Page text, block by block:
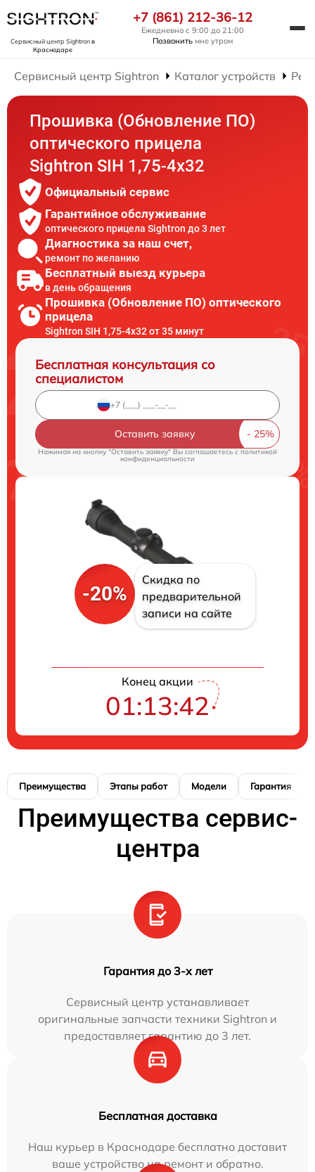
Сервисный центр Sightronв
Краснодаре
+7 (861) 212-36-12
Ежедневно с 9:00 до 21:00
Позвонить мне утром
Сервисный центр Sightron Каталог устройств
Прошивка (Обновление ПО)
оптического прицела
Sightron SIH 1,75-4x32
Официальный сервис
Гарантийное обслуживание
оптического прицела Sightron до 3 лет
Диагностика за наш счет,
ремонт по желанию
Бесплатный выезд курьера
в день обращения
Прошивка (Обновление ПО) оптического
прицела
Sightron SIH 1,75-4x32 от 35 минут
Бесплатная консультация со
специалистом
Оставить заявку
Нажимая на кнопку "Оставить заявку" Вы соглашаетесь cполитикой
конфиденциальности
-20%
Скидка по
предварительной
записи на сайте
Конец акции
01:13:41
Преимущества Этапы работ Модели Гарантия
Преимущества сервис-
центра
Гарантия до 3-х лет
Сервисный центр устанавливает
оригинальные запчасти техники Sightron и
предоставляет гарантию до 3 лет.
Бесплатная доставка
Наш курьер в Краснодаре бесплатно доставит
ваше устройство на ремонт и обратно.